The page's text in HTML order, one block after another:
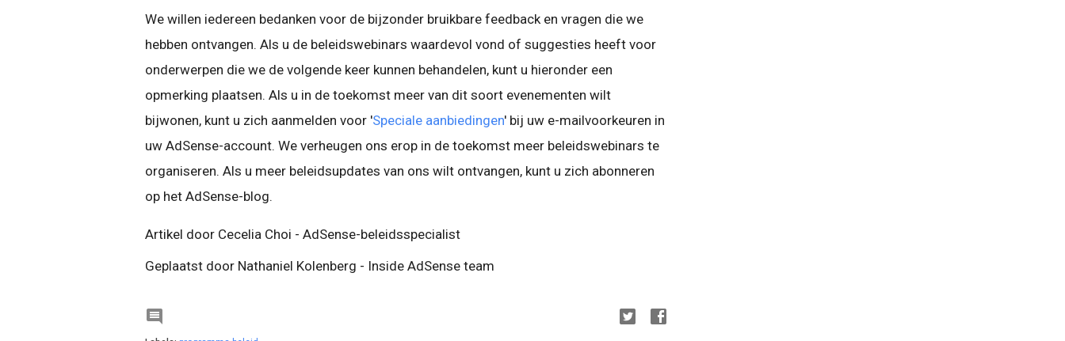
We willen iedereen bedanken voor de bijzonder bruikbare feedback en vragen die we
hebben ontvangen. Als u de beleidswebinars waardevol vond of suggesties heeft voor
onderwerpen die we de volgende keer kunnen behandelen, kunt u hieronder een
opmerking plaatsen. Als u in de toekomst meer van dit soort evenementen wilt
bijwonen, kunt u zich aanmelden voor 'Speciale aanbiedingen' bij uw e-mailvoorkeuren in
uw AdSense-account. We verheugen ons erop in de toekomst meer beleidswebinars te
organiseren. Als u meer beleidsupdates van ons wilt ontvangen, kunt u zich abonneren
op het AdSense-blog.
Artikel door Cecelia Choi - AdSense-beleidsspecialist
Geplaatst door Nathaniel Kolenberg - Inside AdSense team
